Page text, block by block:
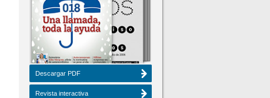
Descargar PDF
Revista interactiva